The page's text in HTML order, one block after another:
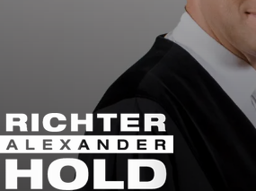
Richter Alexander Hold